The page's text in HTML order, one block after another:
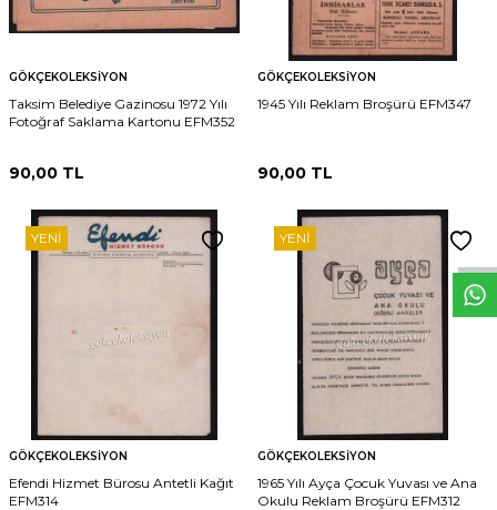
W
h
t
s
p
p
D
e
s
e
H
a
t
t
GÖKÇEKOLEKSIYON
Taksim Belediye Gazinosu 1972 Yılı
Fotoğraf Saklama Kartonu EFM352
90,00 TL
GÖKÇEKOLEKSIYON
1945 Yılı Reklam Broşürü EFM347
90,00 TL
YENI
GÖKÇEKOLEKSIYON
Efendi Hizmet Bürosu Antetli Kağıt
EFM314
YENI
GÖKÇEKOLEKSIYON
1965 Yılı Ayça Çocuk Yuvası ve Ana
Okulu Reklam Broşürü EFM312